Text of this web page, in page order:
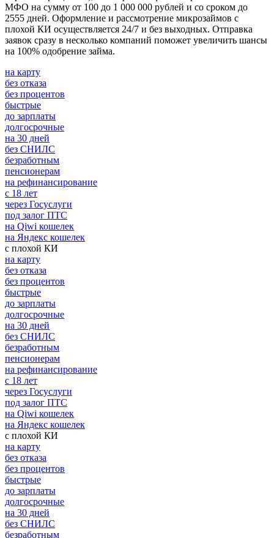
МФО на сумму от 100 до 1 000 000 рублей и со сроком до
2555 дней. Оформление и рассмотрение микрозаймов с
плохой КИ осуществляется 24/7 и без выходных. Отправка
заявок сразу в несколько компаний поможет увеличить шансы
на 100% одобрение займа.
на карту
без отказа
без процентов
быстрые
до зарплаты
долгосрочные
на 30 дней
без СНИЛС
безработным
пенсионерам
на рефинансирование
с 18 лет
через Госуслуги
под залог ПТС
на Qiwi кошелек
на Яндекс кошелек
с плохой КИ
на карту
без отказа
без процентов
быстрые
до зарплаты
долгосрочные
на 30 дней
без СНИЛС
безработным
пенсионерам
на рефинансирование
с 18 лет
через Госуслуги
под залог ПТС
на Qiwi кошелек
на Яндекс кошелек
с плохой КИ
на карту
без отказа
без процентов
быстрые
до зарплаты
долгосрочные
на 30 дней
без СНИЛС
безработным